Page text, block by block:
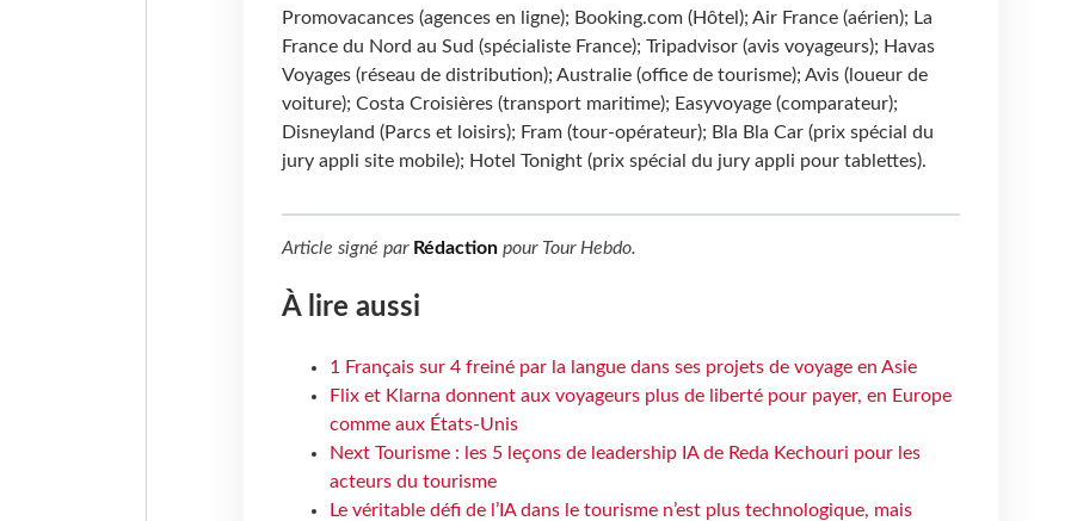
Promovacances (agences en ligne); Booking.com (Hôtel); Air France (aérien); La
France du Nord au Sud (spécialiste France); Tripadvisor (avis voyageurs); Havas
Voyages (réseau de distribution); Australie (office de tourisme); Avis (loueur de
voiture); Costa Croisières (transport maritime); Easyvoyage (comparateur);
Disneyland (Parcs et loisirs); Fram (tour-opérateur); Bla Bla Car (prix spécial du
jury appli site mobile); Hotel Tonight (prix spécial du jury appli pour tablettes).
Article signé par Rédactionpour Tour Hebdo.
À lire aussi
1 Français sur 4 freiné par la langue dans ses projets de voyage en Asie
Flix et Klarna donnent aux voyageurs plus de liberté pour payer, en Europe
comme aux États-Unis
Next Tourisme : les 5 leçons de leadership IA de Reda Kechouri pour les
acteurs du tourisme
Le véritable défi de l’IA dans le tourisme n’est plus technologique, mais